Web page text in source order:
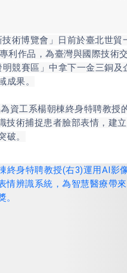
博覽會」日前於臺北世貿
利作品，為臺灣與國際技術
競賽區」中拿下一金三銅
果。
工系楊朝棟終身特聘教授
術捕捉患者臉部表情，建
。